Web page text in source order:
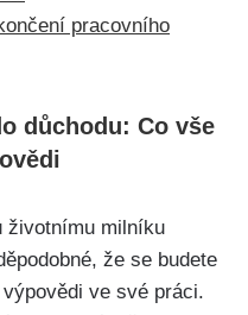
pracovního
‌důchodu: ​Co vše
životnímu milníku
že se‍ budete
‍ve své práci.